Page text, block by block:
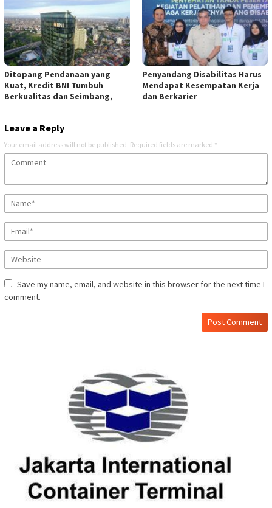
Ditopang Pendanaan yang
Kuat, Kredit BNI Tumbuh
Berkualitas dan Seimbang,
Penyandang Disabilitas Harus
Mendapat Kesempatan Kerja
dan Berkarier
Leave a Reply
Your email address will not be published. Required fields are marked *
Save my name, email, and website in this browser for the next time I
comment.